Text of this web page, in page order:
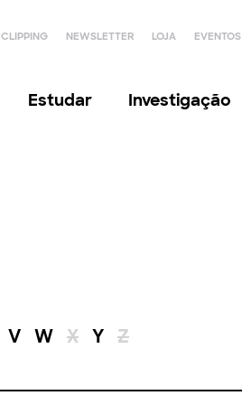
CLIPPING NEWSLETTER LOJA EVENTOS
Estudar Investigação
V W X Y Z